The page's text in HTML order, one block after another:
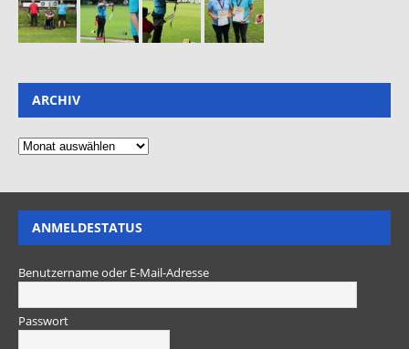
ARCHIV
ANMELDESTATUS
Benutzername oder E-Mail-Adresse
Passwort